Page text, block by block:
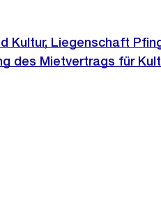
Kultur, Liegenschaft
des Mietvertrags für